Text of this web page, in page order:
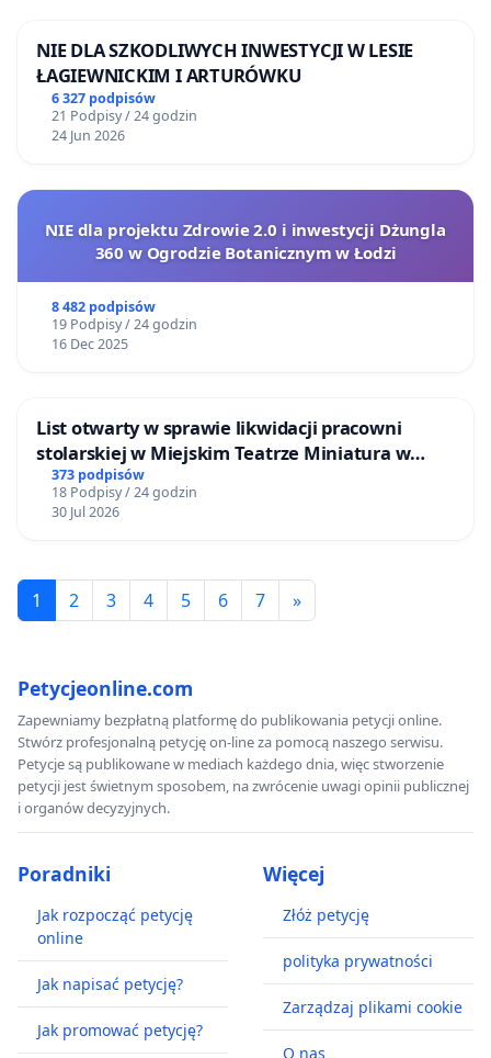
NIE DLA SZKODLIWYCH INWESTYCJI W LESIE
ŁAGIEWNICKIM I ARTURÓWKU
6 327 podpisów
21 Podpisy / 24 godzin
24 Jun 2026
NIE dla projektu Zdrowie 2.0 i inwestycji Dżungla
360 w Ogrodzie Botanicznym w Łodzi
8 482 podpisów
19 Podpisy / 24 godzin
16 Dec 2025
List otwarty w sprawie likwidacji pracowni
stolarskiej w Miejskim Teatrze Miniatura w
Gdańsku
373 podpisów
18 Podpisy / 24 godzin
30 Jul 2026
1 2 3 4 5 6 7 »
Petycjeonline.com
Zapewniamy bezpłatną platformę do publikowania petycji online.
Stwórz profesjonalną petycję on-line za pomocą naszego serwisu.
Petycje są publikowane w mediach każdego dnia, więc stworzenie
petycji jest świetnym sposobem, na zwrócenie uwagi opinii publicznej
i organów decyzyjnych.
Poradniki
Jak rozpocząć petycję
online
Jak napisać petycję?
Jak promować petycję?
Więcej
Złóż petycję
polityka prywatności
Zarządzaj plikami cookie
O nas